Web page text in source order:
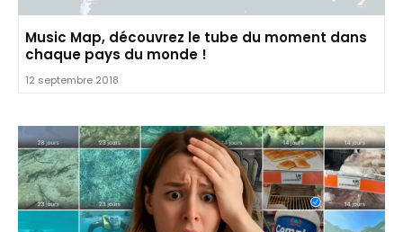
Music Map, découvrez le tube du moment dans
chaque pays du monde !
12 septembre 2018